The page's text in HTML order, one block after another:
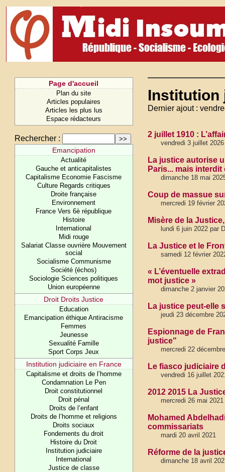
Page d'accueil
Plan du site
Articles populaires
Articles les plus lus
Espace rédacteurs
Rechercher :
Emancipation
Actualité
Gauche et anticapitalistes
Capitalisme Economie Fascisme
Culture Regards critiques
Droite française
Environnement
France Vers 6è république
Histoire
International
Midi rouge
Salariat Classe ouvrière Mouvement
social
Socialisme Communisme
Société (échos)
Sociologie Sciences politiques
Union européenne
Droit Droits Justice
Education
Emancipation éthique Antiracisme
Femmes
Jeunesse
Sexualité Famille
Sport Corps Jeux
Institution judiciaire en France
Capitalisme et droits de l’homme
Condamnation Le Pen
Droit constitutionnel
Droit pénal
Droits de l’enfant
Droits de l’homme et religions
Droits sociaux
Fondements du droit
Histoire du Droit
Institution judiciaire
International
Justice de classe
Institution
Dernier ajout :
2 juillet 1910 :
vendredi 3 juillet 2026
La justice autorise
Paris... mais
dimanche 18 mai
Coup de massue
mercredi 19 février
Misère de la
lundi 6 juin 2022 par
La Justice et le
samedi 12 février
« L’éventuelle
mot justice »
dimanche 2 janvier
La justice peut-elle
jeudi 23 décembre
Espionnage de
justice"
mercredi 22
Le fiasco judiciaire
vendredi 16 juillet
2012 2015 La
mercredi 26 mai
Mohamed
commissariats
mardi 20 avril 2021
Réforme de la
dimanche 18 avril